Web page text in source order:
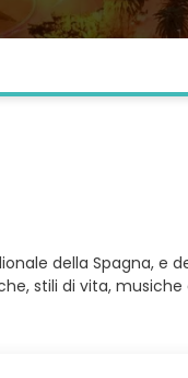
della Spagna,
stili di vita,